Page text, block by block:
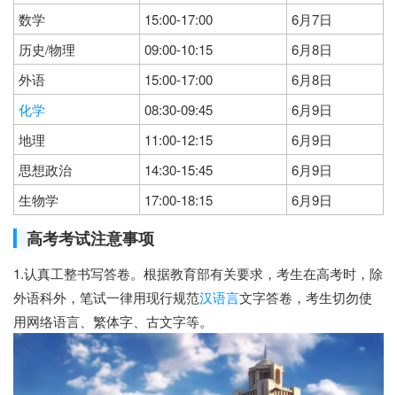
数学
15:00-17:00
6月7日
历史/物理
09:00-10:15
6月8日
外语
15:00-17:00
6月8日
化学
08:30-09:45
6月9日
地理
11:00-12:15
6月9日
思想政治
14:30-15:45
6月9日
生物学
17:00-18:15 6月9日
高考考试注意事项
1.认真工整书写答卷。根据教育部有关要求，考生在高考时，除
外语科外，笔试一律用现行规范汉语言文字答卷，考生切勿使
用网络语言、繁体字、古文字等。